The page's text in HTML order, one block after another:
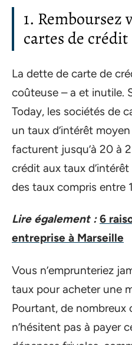
1. Remboursez
cartes de crédit
La dette de carte de
coûteuse – a et inutile.
Today, les sociétés de
un taux d’intérêt
facturent jusqu’à 20 à
crédit aux taux
des taux compris entre
Lire également : 6
entreprise à Marseille
Vous n’emprunteriez
taux pour acheter une
Pourtant, de nombreux
n’hésitent pas à payer